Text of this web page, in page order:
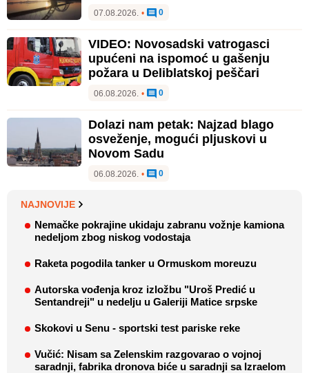
07.08.2026. • 0
VIDEO: Novosadski vatrogasci
upućeni na ispomoć u gašenju
požara u Deliblatskoj peščari
06.08.2026. • 0
Dolazi nam petak: Najzad blago
osveženje, mogući pljuskovi u
Novom Sadu
06.08.2026. • 0
NAJNOVIJE
Nemačke pokrajine ukidaju zabranu vožnje kamiona
nedeljom zbog niskog vodostaja
Raketa pogodila tanker u Ormuskom moreuzu
Autorska vođenja kroz izložbu "Uroš Predić u
Sentandreji" u nedelju u Galeriji Matice srpske
Skokovi u Senu - sportski test pariske reke
Vučić: Nisam sa Zelenskim razgovarao o vojnoj
saradnji, fabrika dronova biće u saradnji sa Izraelom